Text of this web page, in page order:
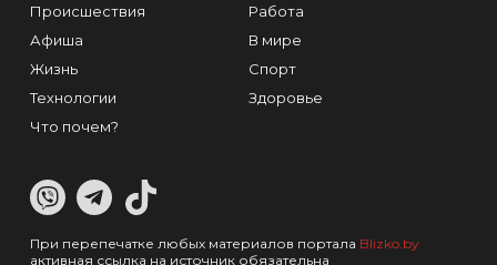
Происшествия
Афиша
Жизнь
Технологии
Что почем?
Работа
В мире
Спорт
Здоровье
При перепечатке любых материалов портала Blizko.by
активная ссылка на источник обязательна